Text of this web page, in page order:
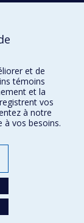
et de
témoins
et la
vos
à notre
à vos besoins.